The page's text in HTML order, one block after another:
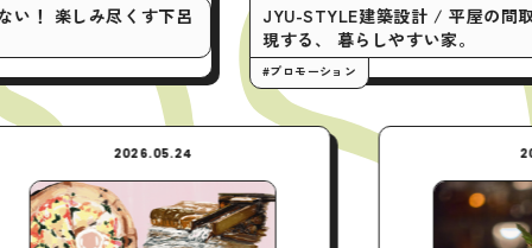
STYLE建築設計 / 平屋の間取りで実
「やってみたい
クティビティ6選
2026.05.24